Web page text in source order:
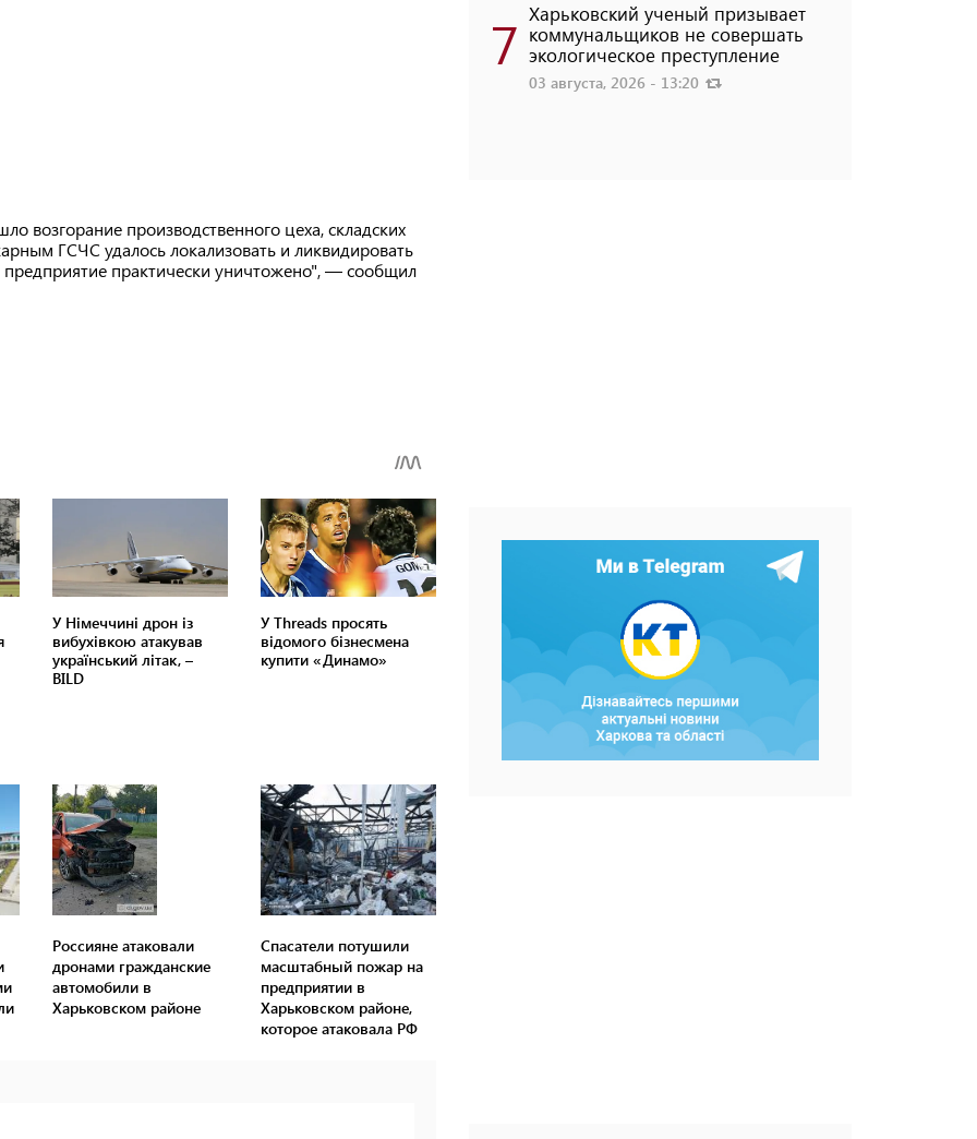
возгорание производственного цеха, складских
ГСЧС удалось локализовать и ликвидировать
практически уничтожено", — сообщил
Россияне атаковали
дронами гражданские
автомобили в
Харьковском районе
Спасатели потушили
масштабный пожар на
предприятии в
Харьковском районе,
которое атаковала РФ
7 Харьковский ученый призывает
коммунальщиков не совершать
экологическое преступление
03 августа, 2026 - 13:20